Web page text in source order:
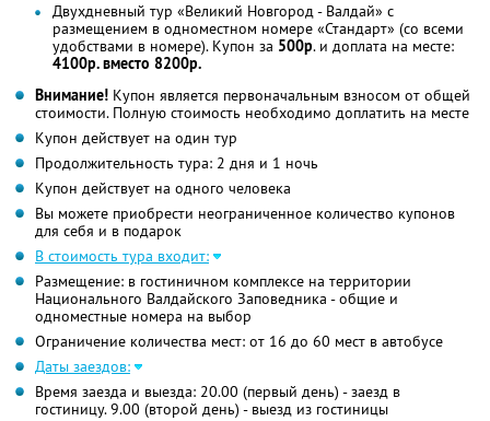
Двухдневный тур «Великий Новгород - Валдай» с
размещением в одноместном номере «Стандарт» (со всеми
удобствами в номере). Купон за 500р. и доплата на месте:
4100р. вместо 8200р.
Внимание! Купон является первоначальным взносом от общей
стоимости. Полную стоимость необходимо доплатить на месте
Купон действует на один тур
Продолжительность тура: 2 дня и 1 ночь
Купон действует на одного человека
Вы можете приобрести неограниченное количество купонов
для себя и в подарок
В стоимость тура входит:
Размещение: в гостиничном комплексе на территории
Национального Валдайского Заповедника - общие и
одноместные номера на выбор
Ограничение количества мест: от 16 до 60 мест в автобусе
Даты заездов:
Время заезда и выезда: 20.00 (первый день) - заезд в
гостиницу. 9.00 (второй день) - выезд из гостиницы